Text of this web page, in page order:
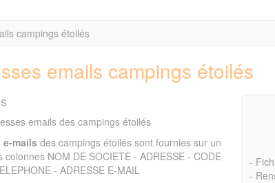
campings étoilés
emails campings étoilés
-
-
emails des campings étoilés
e-mails des campings étoilés sont fournies sur un
colonnes NOM DE SOCIETE - ADRESSE - CODE
- ADRESSE E-MAIL